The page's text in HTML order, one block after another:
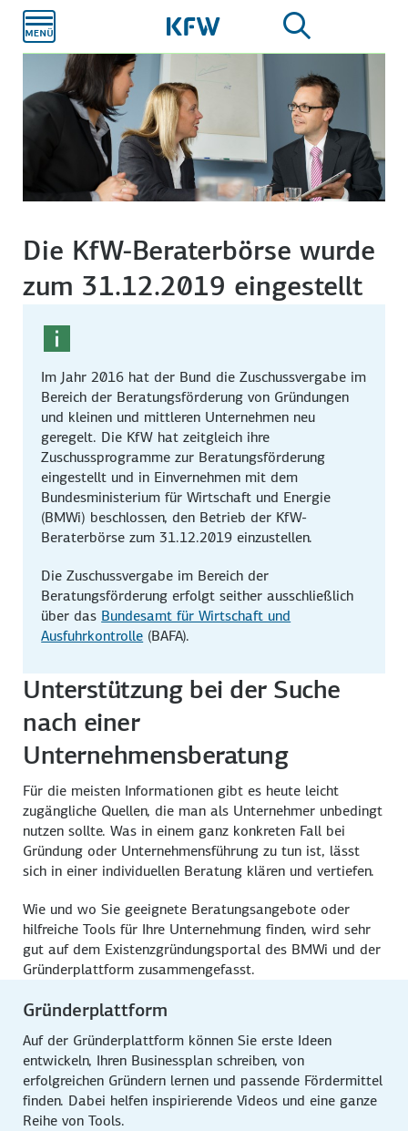
Hauptinhalt
Die KfW-Beraterbörse wurde
zum 31.12.2019 eingestellt
Im Jahr 2016 hat der Bund die Zuschussvergabe im
Bereich der Beratungsförderung von Gründungen
und kleinen und mittleren Unternehmen neu
geregelt. Die KfW hat zeitgleich ihre
Zuschussprogramme zur Beratungsförderung
eingestellt und in Einvernehmen mit dem
Bundesministerium für Wirtschaft und Energie
(BMWi) beschlossen, den Betrieb der KfW-
Beraterbörse zum 31.12.2019 einzustellen.
Die Zuschussvergabe im Bereich der
Beratungsförderung erfolgt seither ausschließlich
über das Bundesamt für Wirtschaft und
Ausfuhrkontrolle (BAFA).
Unterstützung bei der Suche
nach einer
Unternehmensberatung
Für die meisten Informationen gibt es heute leicht
zugängliche Quellen, die man als Unternehmer unbedingt
nutzen sollte. Was in einem ganz konkreten Fall bei
Gründung oder Unternehmensführung zu tun ist, lässt
sich in einer individuellen Beratung klären und vertiefen.
Wie und wo Sie geeignete Beratungsangebote oder
hilfreiche Tools für Ihre Unternehmung finden, wird sehr
gut auf dem Existenzgründungsportal des BMWi und der
Gründerplattform zusammengefasst.
Gründerplattform
Auf der Gründerplattform können Sie erste Ideen
entwickeln, Ihren Businessplan schreiben, von
erfolgreichen Gründern lernen und passende Fördermittel
finden. Dabei helfen inspirierende Videos und eine ganze
Reihe von Tools.